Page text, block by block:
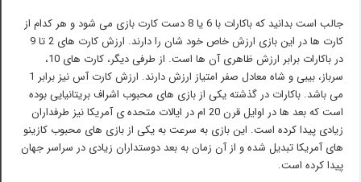
جالب است بدانید که باکارات با 6 یا 8 دست کارت بازی می شود و هر کدام از
کارت ها در این بازی ارزش خاص خود شان را دارند. ارزش کارت های 2 تا 9
در باکارات برابر ارزش ظاهری آن ها است. از طرفی دیگر، کارت های 10،
سرباز، بیبی و شاه معادل صفر امتیاز ارزش دارند. ارزش کارت آس نیز برابر 1
می باشد. باکارات در گذشته یکی از بازی های محبوب اشراف بریتانیایی بوده
است که بعد ها در اوایل قرن 20 ام در ایالات متحده ی آمریکا نیز طرفداران
زیادی پیدا کرده است. این بازی به سرعت به یکی از بازی های محبوب کازینو
های آمریکا تبدیل شده و از آن زمان به بعد دوستداران زیادی در سراسر جهان
پیدا کرده است.